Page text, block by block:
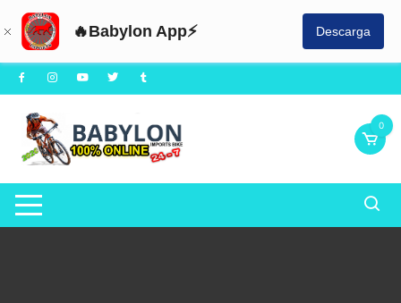
🔥Babylon App⚡ Descarga
Saltar
al
contenido
0